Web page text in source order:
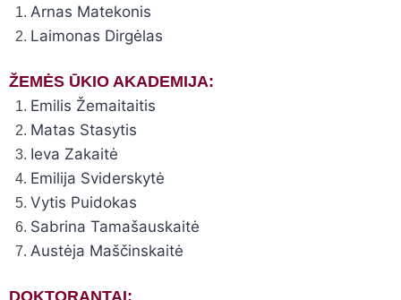
Arnas Matekonis
Laimonas Dirgėlas
ŽEMĖS ŪKIO AKADEMIJA:
Emilis Žemaitaitis
Matas Stasytis
Ieva Zakaitė
Emilija Sviderskytė
Vytis Puidokas
Sabrina Tamašauskaitė
Austėja Maščinskaitė